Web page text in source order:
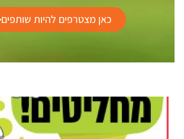
כאן מצטרפים להיות שותפים